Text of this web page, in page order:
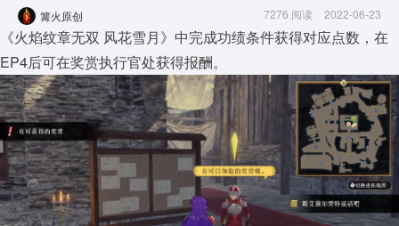
地图攻略
篝火原创 7276 阅读 2022-06-23
《火焰纹章无双 风花雪月》中完成功绩条件获得对应点数，在
EP4后可在奖赏执行官处获得报酬。